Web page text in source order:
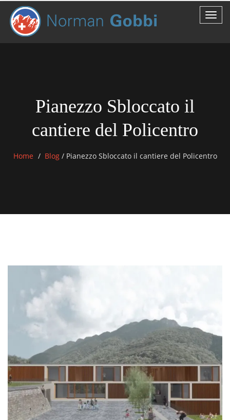
Pianezzo Sbloccato il
cantiere del Policentro
Home Blog /Pianezzo Sbloccato il cantiere del Policentro